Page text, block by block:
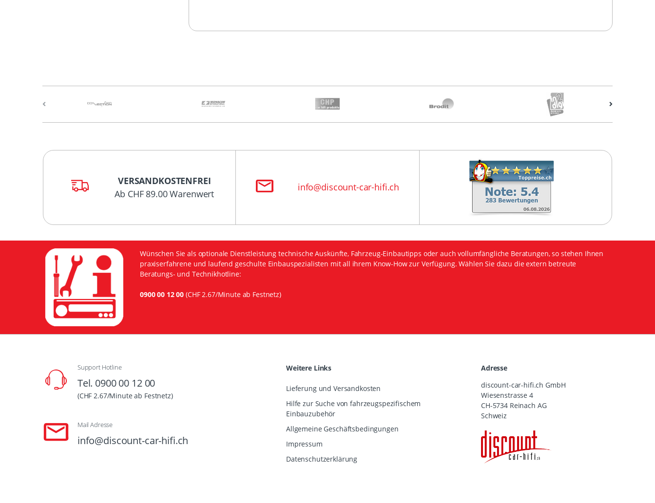
VERSANDKOSTENFREI
Ab CHF 89.00 Warenwert
info@discount-car-hifi.ch
Wünschen Sie als optionale Dienstleistung technische Auskünfte, Fahrzeug-Einbautipps oder auch vollumfängliche Beratungen, so stehen Ihnen
praxiserfahrene und laufend geschulte Einbauspezialisten mit all ihrem Know-How zur Verfügung. Wählen Sie dazu die extern betreute
Beratungs- und Technikhotline:
0900 00 12 00 (CHF 2.67/Minute ab Festnetz)
Support Hotline
Tel. 0900 00 12 00
(CHF 2.67/Minute ab Festnetz)
Mail Adresse
info@discount-car-hifi.ch
Weitere Links
Lieferung und Versandkosten
Hilfe zur Suche von fahrzeugspezifischem
Einbauzubehör
Allgemeine Geschäftsbedingungen
Impressum
Datenschutzerklärung
Adresse
discount-car-hifi.ch GmbH
Wiesenstrasse 4
CH-5734 Reinach AG
Schweiz